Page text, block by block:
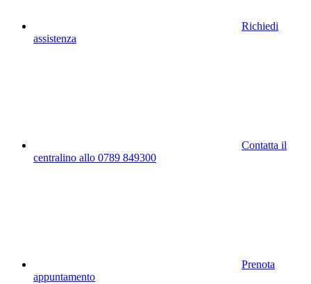
Richiedi
assistenza
Contatta il
centralino allo 0789 849300
Prenota
appuntamento